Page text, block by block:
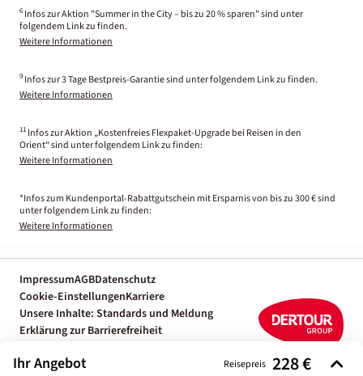
Ihr Angebot Reisepreis 228 €
6 Infos zur Aktion "Summer in the City – bis zu 20 % sparen" sind unter
folgendem Link zu finden.
Weitere Informationen
9 Infos zur 3 Tage Bestpreis-Garantie sind unter folgendem Link zu finden.
Weitere Informationen
11 Infos zur Aktion „Kostenfreies Flexpaket-Upgrade bei Reisen in den
Orient“ sind unter folgendem Link zu finden:
Weitere Informationen
*Infos zum Kundenportal-Rabattgutschein mit Ersparnis von bis zu 300 € sind
unter folgendem Link zu finden:
Weitere Informationen
ImpressumAGBDatenschutz
Cookie-EinstellungenKarriere
Unsere Inhalte: Standards und Meldung
Erklärung zur Barrierefreiheit
Reiseexperten